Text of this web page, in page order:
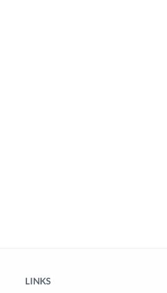
LINKS